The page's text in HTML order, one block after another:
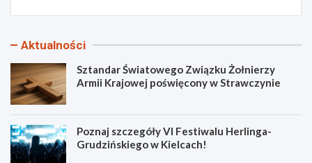
Aktualności
Sztandar Światowego Związku Żołnierzy
Armii Krajowej poświęcony w Strawczynie
Poznaj szczegóły VI Festiwalu Herlinga-
Grudzińskiego w Kielcach!